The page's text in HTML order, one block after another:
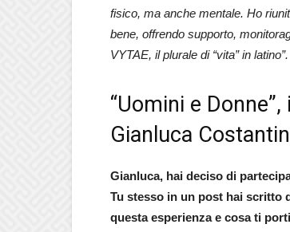
fisico, ma anche mentale. Ho
bene, offrendo supporto,
VYTAE, il plurale di “vita” in latino”.
“Uomini e
Gianluca
Gianluca, hai deciso di
Tu stesso in un post hai scritto
questa esperienza e cosa ti